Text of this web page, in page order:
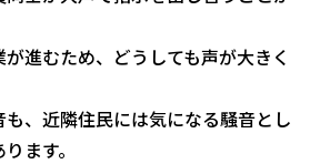
進むため、どうしても声が大きく
、近隣住民には気になる騒音とし
ます。